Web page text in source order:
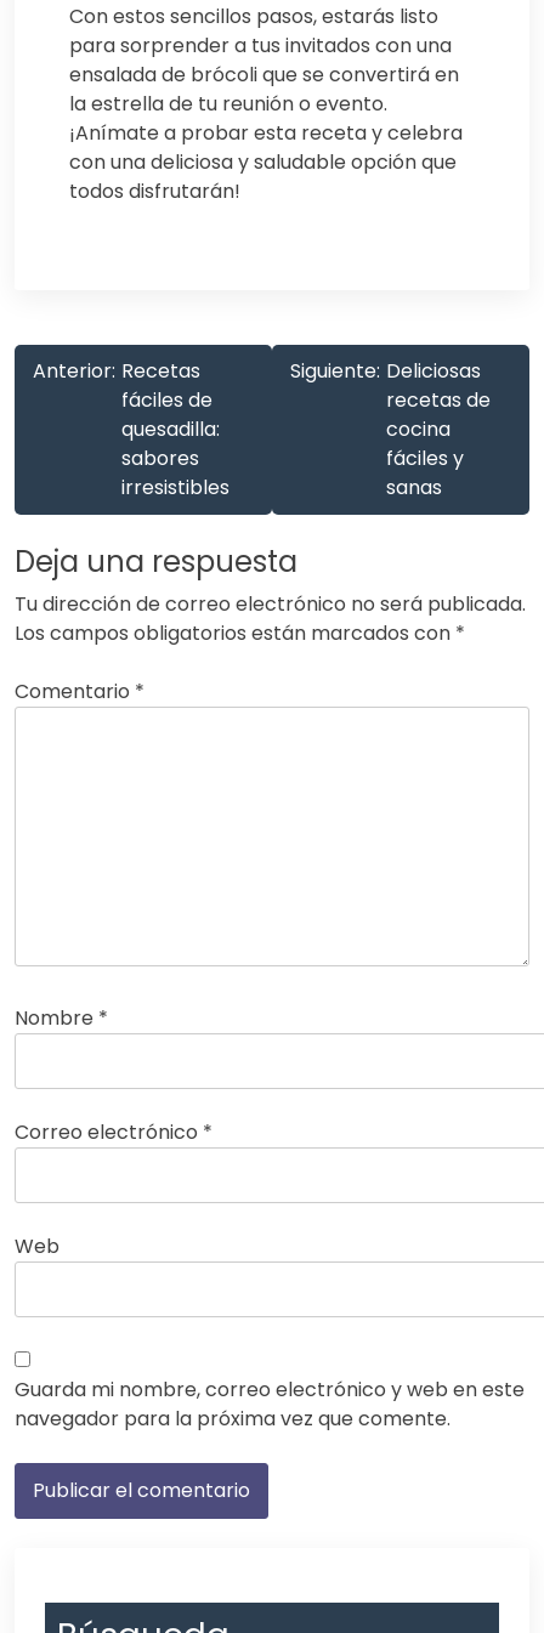
Con estos sencillos pasos, estarás listo
para sorprender a tus invitados con una
ensalada de brócoli que se convertirá en
la estrella de tu reunión o evento.
¡Anímate a probar esta receta y celebra
con una deliciosa y saludable opción que
todos disfrutarán!
Anterior: Recetas
fáciles de
quesadilla:
sabores
irresistibles
Siguiente: Deliciosas
recetas de
cocina
fáciles y
sanas
Deja una respuesta
Tu dirección de correo electrónico no será publicada.
Los campos obligatorios están marcados con *
Comentario *
Nombre *
Correo electrónico *
Web
Guarda mi nombre, correo electrónico y web en este
navegador para la próxima vez que comente.